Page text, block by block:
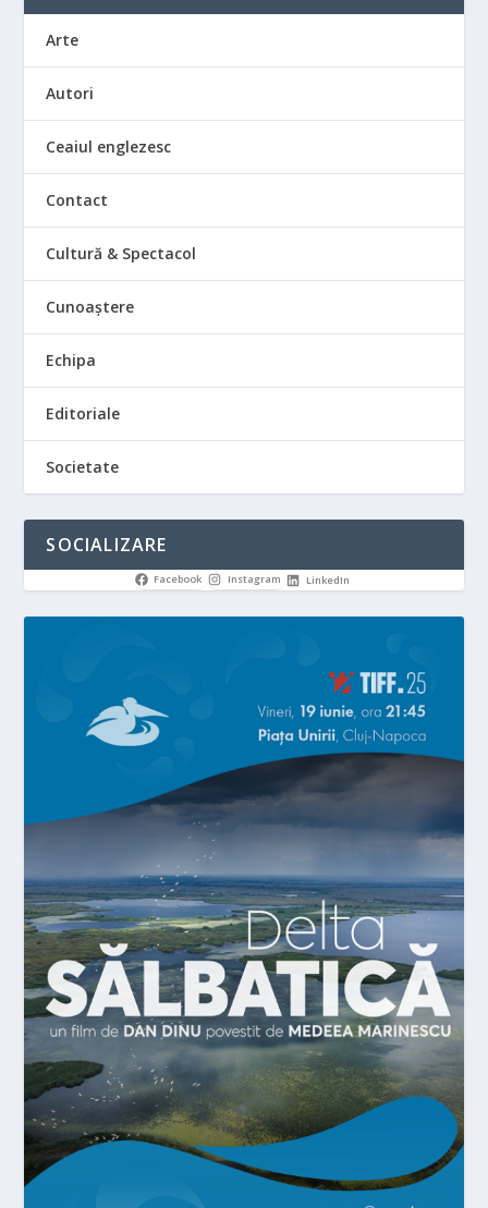
Arte
Autori
Ceaiul englezesc
Contact
Cultură & Spectacol
Cunoaștere
Echipa
Editoriale
Societate
SOCIALIZARE
Facebook Instagram LinkedIn